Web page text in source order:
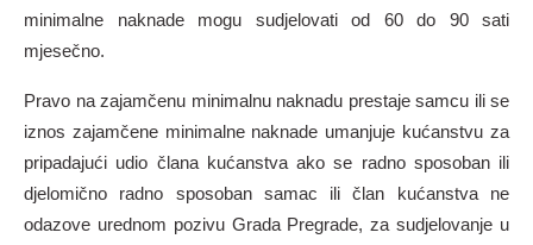
minimalne naknade mogu sudjelovati od 60 do 90 sati
mjesečno.
Pravo na zajamčenu minimalnu naknadu prestaje samcu ili se
iznos zajamčene minimalne naknade umanjuje kućanstvu za
pripadajući udio člana kućanstva ako se radno sposoban ili
djelomično radno sposoban samac ili član kućanstva ne
odazove urednom pozivu Grada Pregrade, za sudjelovanje u